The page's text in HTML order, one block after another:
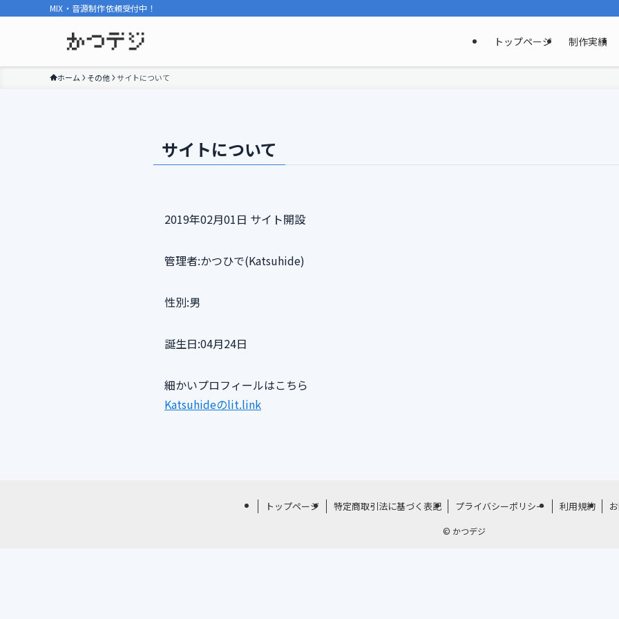
MIX・音源制作依頼受付中！
トップページ 制作実績
ホーム その他 サイトについて
サイトについて
2019年02月01日 サイト開設
管理者:かつひで(Katsuhide)
性別:男
誕生日:04月24日
細かいプロフィールはこちら
Katsuhideのlit.link
トップページ 特定商取引法に基づく表記 プライバシーポリシー 利用規約
© かつデジ